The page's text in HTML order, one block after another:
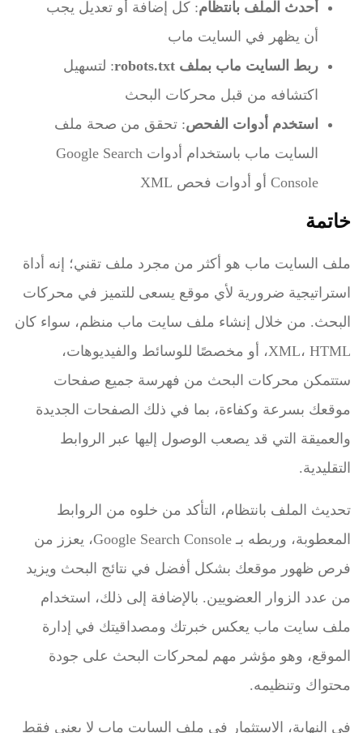
أحدث الملف بانتظام: كل إضافة أو تعديل يجب
أن يظهر في السايت ماب
ربط السايت ماب بملف robots.txt
: لتسهيل
اكتشافه من قبل محركات البحث
استخدم أدوات الفحص: تحقق من صحة ملف
السايت ماب باستخدام أدوات Google Search
Console أو أدوات فحص XML
خاتمة
ملف السايت ماب هو أكثر من مجرد ملف تقني؛ إنه أداة
استراتيجية ضرورية لأي موقع يسعى للتميز في محركات
البحث. من خلال إنشاء ملف سايت ماب منظم، سواء كان
XML، HTML، أو مخصصًا للوسائط والفيديوهات،
ستتمكن محركات البحث من فهرسة جميع صفحات
موقعك بسرعة وكفاءة، بما في ذلك الصفحات الجديدة
والعميقة التي قد يصعب الوصول إليها عبر الروابط
التقليدية.
تحديث الملف بانتظام، التأكد من خلوه من الروابط
المعطوبة، وربطه بـ Google Search Console، يعزز من
فرص ظهور موقعك بشكل أفضل في نتائج البحث ويزيد
من عدد الزوار العضويين. بالإضافة إلى ذلك، استخدام
ملف سايت ماب يعكس خبرتك ومصداقيتك في إدارة
الموقع، وهو مؤشر مهم لمحركات البحث على جودة
محتواك وتنظيمه.
في النهاية، الاستثمار في ملف السايت ماب لا يعني فقط